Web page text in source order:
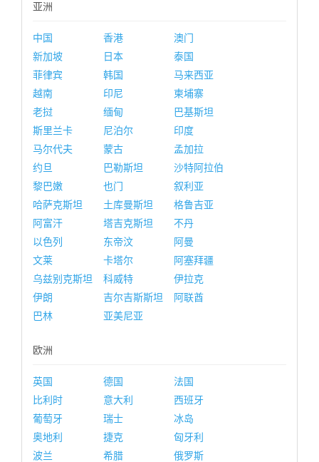
亚洲
中国 香港
澳门
新加坡
日本
泰国
菲律宾
韩国
马来西亚
越南
印尼
柬埔寨
老挝
缅甸
巴基斯坦
斯里兰卡
尼泊尔
印度
马尔代夫
蒙古
孟加拉
约旦
巴勒斯坦
沙特阿拉伯
黎巴嫩
也门
叙利亚
哈萨克斯坦
土库曼斯坦
格鲁吉亚
阿富汗
塔吉克斯坦
不丹
以色列
东帝汶
阿曼
文莱
卡塔尔
阿塞拜疆
乌兹别克斯坦
科威特
伊拉克
伊朗
吉尔吉斯斯坦
阿联酋
巴林
亚美尼亚
欧洲
英国 德国
法国
比利时
意大利
西班牙
葡萄牙
瑞士
冰岛
奥地利
捷克
匈牙利
波兰
希腊
俄罗斯